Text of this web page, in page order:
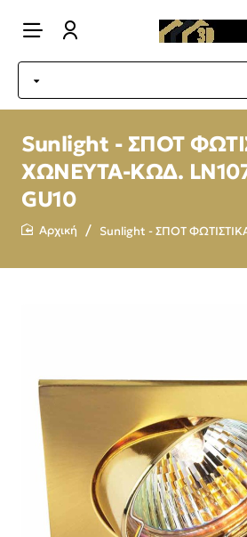
Sunlight - ΣΠΟΤ
ΧΩΝΕΥΤΑ-ΚΩΔ.
GU10
Sunlight - ΣΠΟΤ